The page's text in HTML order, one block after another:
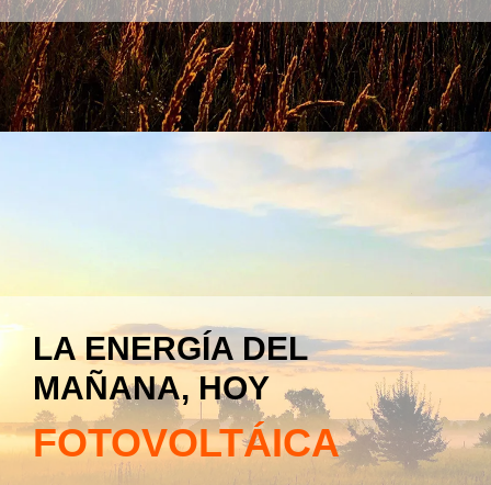
LA ENERGÍA DEL
MAÑANA, HOY
FOTOVOLTÁICA